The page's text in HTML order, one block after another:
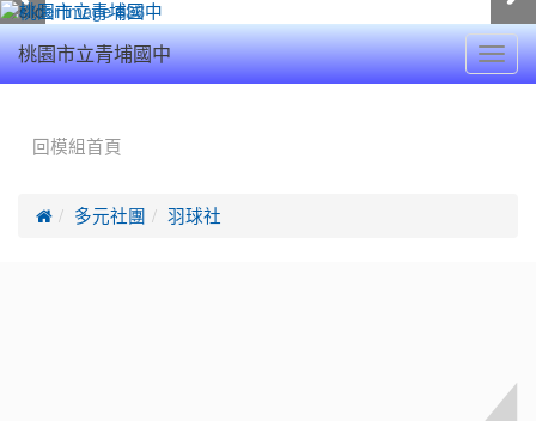
桃園市立青埔國中
回模組首頁
 多元社團 羽球社